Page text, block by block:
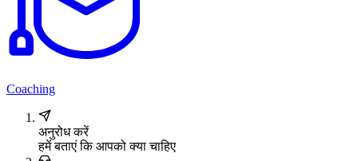
Coaching
अनुरोध करें
हमें बताएं कि आपको क्या चाहिए